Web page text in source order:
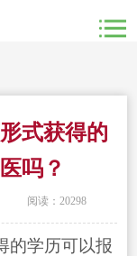
式获得的
吗？
阅读：20298
的学历可以报